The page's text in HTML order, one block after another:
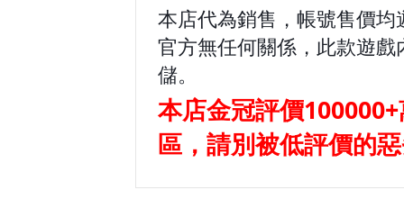
本店代為銷售，帳號售價
官方無任何關係，此款遊
儲。
本店金冠評價
區，請別被低評價的